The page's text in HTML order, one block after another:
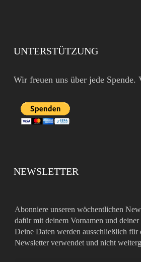
UNTERSTÜTZUNG
Wir freuen uns über jede Spende.
NEWSLETTER
Abonniere unseren wöchentlichen
dafür mit deinem Vornamen und
Deine Daten werden ausschließlich für
Newsletter verwendet und nicht